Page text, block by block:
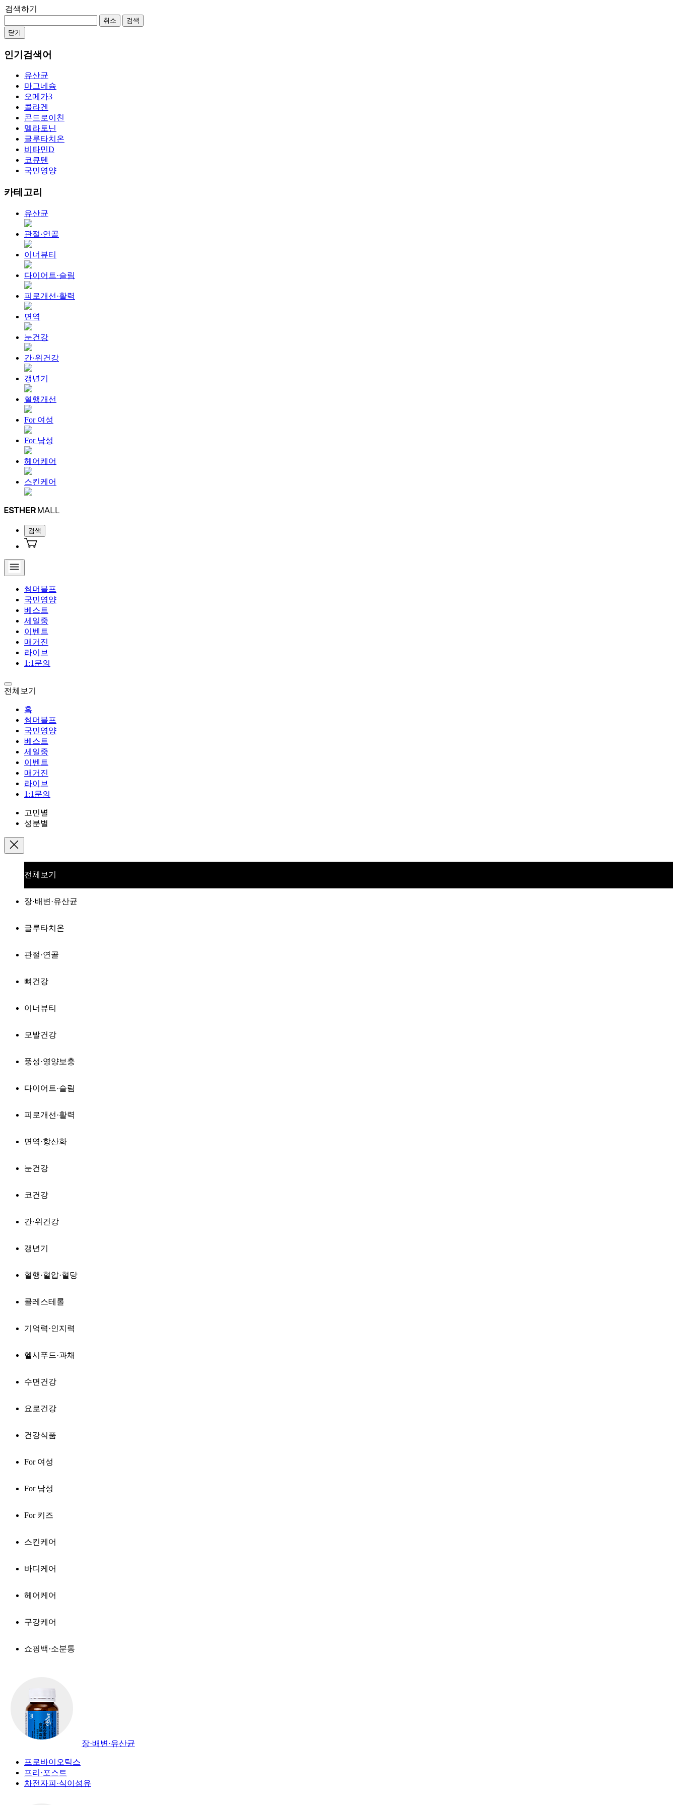
검색하기
취소
검색
닫기
인기검색어
유산균
마그네슘
오메가3
콜라겐
콘드로이친
멜라토닌
글루타치온
비타민D
코큐텐
국민영양
카테고리
유산균
관절·연골
이너뷰티
다이어트·슬림
피로개선·활력
면역
눈건강
간·위건강
갱년기
혈행개선
For 여성
For 남성
헤어케어
스킨케어
검색
썸머블프
국민영양
베스트
세일중
이벤트
매거진
라이브
1:1문의
전체보기
홈
썸머블프
국민영양
베스트
세일중
이벤트
매거진
라이브
1:1문의
고민별
성분별
전체보기
장·배변·유산균
글루타치온
관절·연골
뼈건강
이너뷰티
모발건강
풍성·영양보충
다이어트·슬림
피로개선·활력
면역·항산화
눈건강
코건강
간·위건강
갱년기
혈행·혈압·혈당
콜레스테롤
기억력·인지력
헬시푸드·과채
수면건강
요로건강
건강식품
For 여성
For 남성
For 키즈
스킨케어
바디케어
헤어케어
구강케어
쇼핑백·소분통
장·배변·유산균
프로바이오틱스
프리·포스트
차전자피·식이섬유